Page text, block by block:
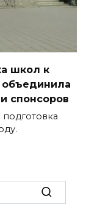
школ к
спонсоров